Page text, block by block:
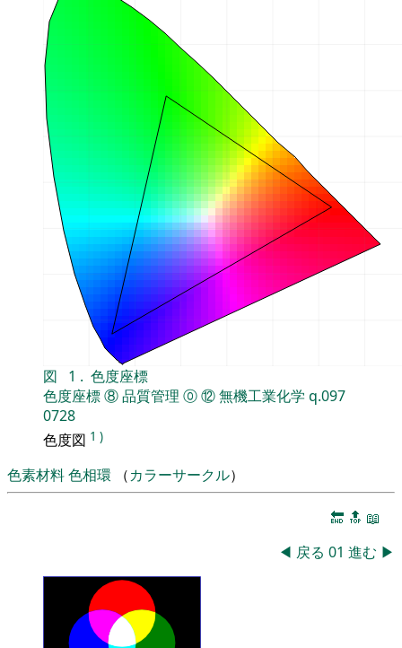
図 1 . 色度座標
色度座標⑧品質管理 ⓪⑫無機工業化学 q.097
0728
色度図 1 )
色素材料色相環 （カラーサークル）
🔚 🔝 📖
◀ 戻る 01 進む ▶